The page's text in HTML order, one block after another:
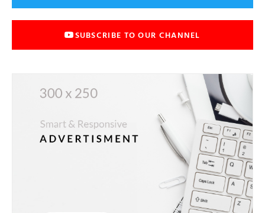
SUBSCRIBE TO OUR CHANNEL